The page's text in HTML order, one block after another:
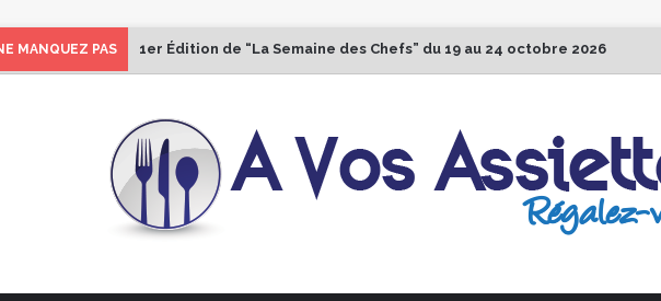
MANQUEZ PAS 1er Édition de “La Semaine des Chefs” du 19 au 24 octobre 2026